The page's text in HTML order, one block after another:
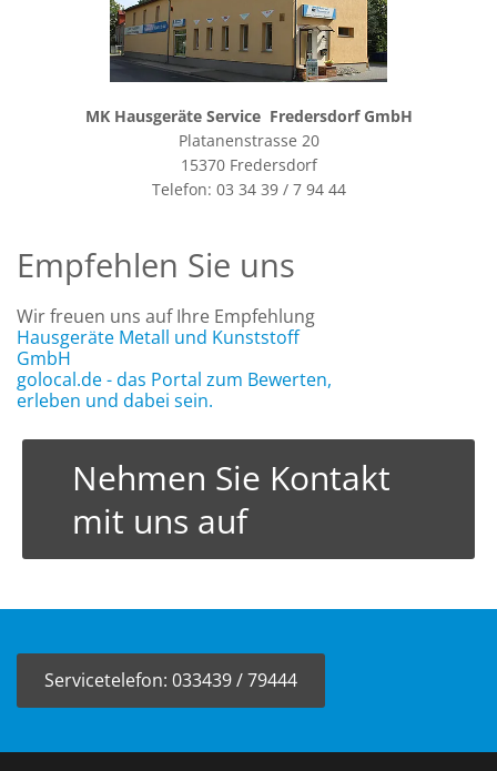
MK Hausgeräte Service Fredersdorf GmbH
Platanenstrasse 20
15370 Fredersdorf
Telefon: 03 34 39 / 7 94 44
Empfehlen Sie uns
Wir freuen uns auf Ihre Empfehlung
Hausgeräte Metall und Kunststoff
GmbH
golocal.de - das Portal zum Bewerten,
erleben und dabei sein.
Nehmen Sie Kontakt
mit uns auf
Servicetelefon: 033439 / 79444